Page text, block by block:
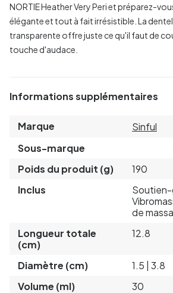
NORTIE Heather Very Peri et préparez-
élégante et tout à fait irrésistible. La
transparente offre juste ce qu'il faut de
touche d'audace.
Informations supplémentaires
Marque
Sinful
Sous-marque
Poids du produit (g)
190
Inclus
de
Longueur totale
(cm)
12.8
Diamètre (cm)
1.5 | 3.8
Volume (ml)
30